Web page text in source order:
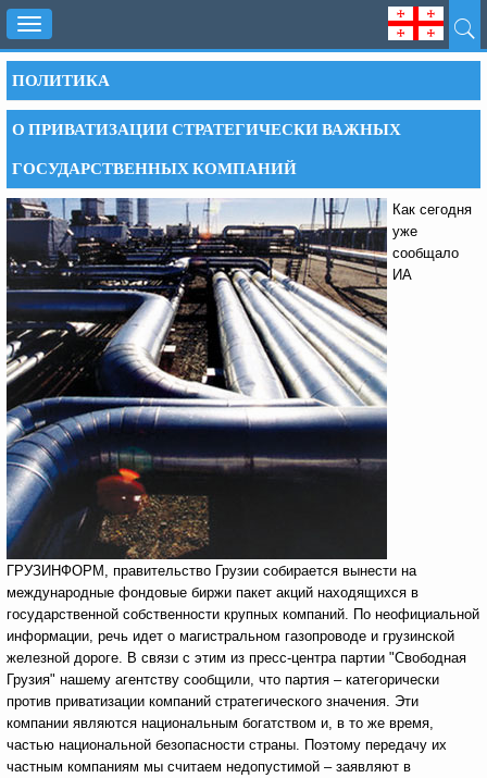
Toggle
navigation
ПОЛИТИКА
О ПРИВАТИЗАЦИИ СТРАТЕГИЧЕСКИ ВАЖНЫХ
ГОСУДАРСТВЕННЫХ КОМПАНИЙ
Как сегодня
уже
сообщало
ИА
ГРУЗИНФОРМ, правительство Грузии собирается вынести на
международные фондовые биржи пакет акций находящихся в
государственной собственности крупных компаний. По неофициальной
информации, речь идет о магистральном газопроводе и грузинской
железной дороге. В связи с этим из пресс-центра партии "Свободная
Грузия" нашему агентству сообщили, что партия – категорически
против приватизации компаний стратегического значения. Эти
компании являются национальным богатством и, в то же время,
частью национальной безопасности страны. Поэтому передачу их
частным компаниям мы считаем недопустимой – заявляют в